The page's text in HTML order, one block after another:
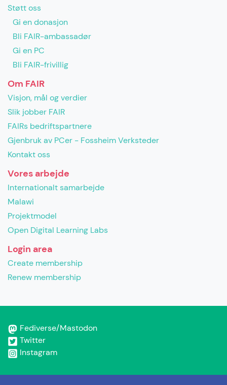
Støtt oss
Gi en donasjon
Bli FAIR-ambassadør
Gi en PC
Bli FAIR-frivillig
Om FAIR
Visjon, mål og verdier
Slik jobber FAIR
FAIRs bedriftspartnere
Gjenbruk av PCer - Fossheim Verksteder
Kontakt oss
Vores arbejde
Internationalt samarbejde
Malawi
Projektmodel
Open Digital Learning Labs
Login area
Create membership
Renew membership
Fediverse/Mastodon
Twitter
Instagram